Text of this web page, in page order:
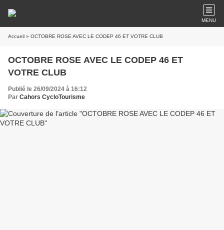
MENU
Accueil » OCTOBRE ROSE AVEC LE CODEP 46 ET VOTRE CLUB
OCTOBRE ROSE AVEC LE CODEP 46 ET
VOTRE CLUB
Publié le 26/09/2024 à 16:12
Par Cahors CycloTourisme